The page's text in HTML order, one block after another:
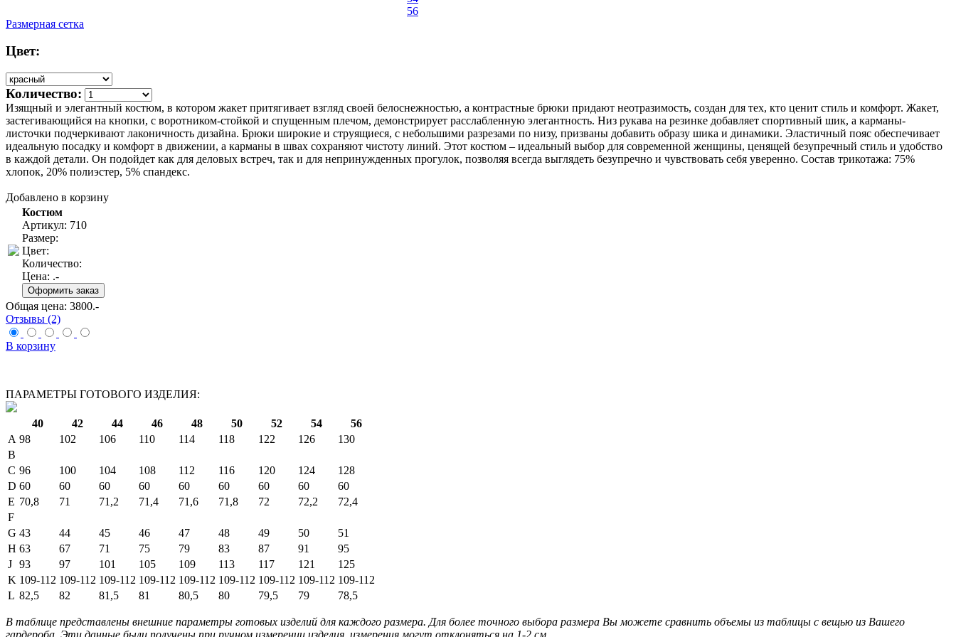
56
Размерная сетка
Цвет:
Количество:
Изящный и элегантный костюм, в котором жакет притягивает взгляд своей белоснежностью, а контрастные брюки придают неотразимость, создан для тех, кто ценит стиль и комфорт. Жакет,
застегивающийся на кнопки, с воротником-стойкой и спущенным плечом, демонстрирует расслабленную элегантность. Низ рукава на резинке добавляет спортивный шик, а карманы-
листочки подчеркивают лаконичность дизайна. Брюки широкие и струящиеся, с небольшими разрезами по низу, призваны добавить образу шика и динамики. Эластичный пояс обеспечивает
идеальную посадку и комфорт в движении, а карманы в швах сохраняют чистоту линий. Этот костюм – идеальный выбор для современной женщины, ценящей безупречный стиль и удобство
в каждой детали. Он подойдет как для деловых встреч, так и для непринужденных прогулок, позволяя всегда выглядеть безупречно и чувствовать себя уверенно. Состав трикотажа: 75%
хлопок, 20% полиэстер, 5% спандекс.
Добавлено в корзину
Костюм
Артикул: 710
Размер:
Цвет:
Количество:
Цена: .-
Общая цена: 3800.-
Отзывы (2)
В корзину
ПАРАМЕТРЫ ГОТОВОГО ИЗДЕЛИЯ:
40 42 44 46 48 50 52 54
56
A 98 102 106 110 114 118 122 126
130
B
C 96 100 104 108 112 116 120 124
128
D 60 60 60 60 60 60 60 60
60
E 70,8 71 71,2 71,4 71,6 71,8 72 72,2
72,4
F
G 43 44 45 46 47 48 49 50
51
H 63 67 71 75 79 83 87 91
95
J 93 97 101 105 109 113 117 121
125
K 109-112 109-112 109-112 109-112 109-112 109-112 109-112 109-112 109-112
L 82,5 82 81,5 81 80,5 80 79,5 79 78,5
В таблице представлены внешние параметры готовых изделий для каждого размера. Для более точного выбора размера Вы можете сравнить объемы из таблицы с вещью из Вашего